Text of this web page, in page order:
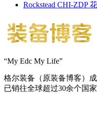
Rockstead CHI-ZDP
“My Edc My Life”
格尔装备（原装备博客）
已销往全球超过30余个国